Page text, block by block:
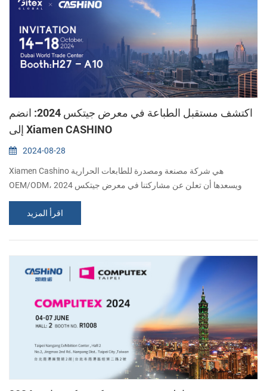
اكتشف مستقبل الطباعة في معرض جيتكس 2024: انضم
إلى Xiamen CASHINO
2024-08-28
Xiamen Cashino هي شركة مصنعة ومصدرة للطابعات الحرارية
OEM/ODM، ويسعدها أن تعلن عن مشاركتنا في معرض جيتكس 2024
المرموق في دبي. باعتبارنا مصنعًا مشهورًا في صناعة الطباعة، فإننا ندعو
بحرارة جميع عملائنا الكرام ومحترفي الصناعة للانضمام إلينا في هذا الحدث
الرائع. يعد معرض جيتكس، أحد أكبر معارض التكنولوجيا في العالم، بمثابة
منصة للشركات لعرض أحدث ابتكاراتها. سنعرض لك مجموعة من الطابعات
الحرارية الجديدة ...
اقرأ المزيد